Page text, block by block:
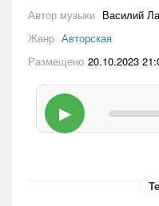
Автор музыки Василий
Жанр Авторская
Размещено 20.10.2023
▶